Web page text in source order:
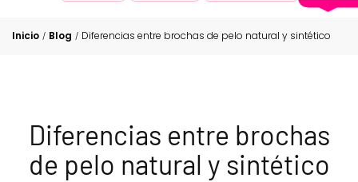
Inicio / Blog / Diferencias entre brochas de pelo natural y sintético
Diferencias entre brochas
de pelo natural y sintético